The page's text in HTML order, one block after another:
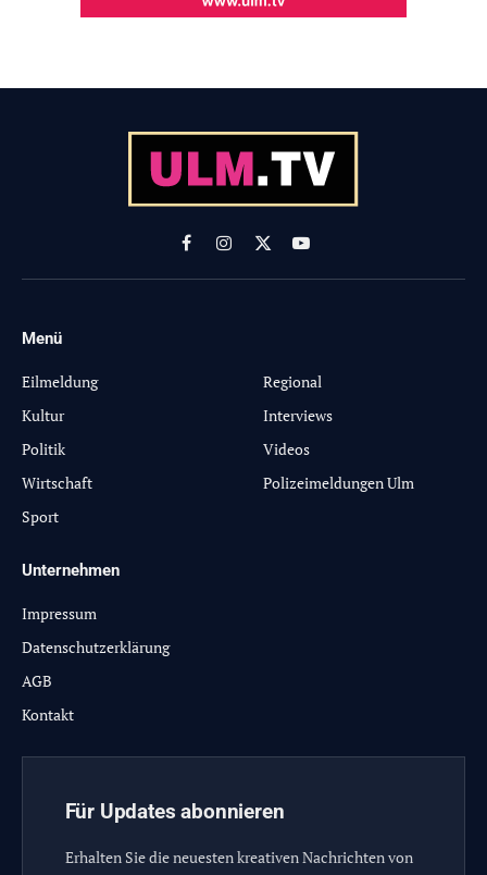
FacebookInstagram
X
(Twitter)
YouTube
Menü
Eilmeldung
Kultur
Politik
Wirtschaft
Sport
Regional
Interviews
Videos
Polizeimeldungen Ulm
Unternehmen
Impressum
Datenschutzerklärung
AGB
Kontakt
Für Updates abonnieren
Erhalten Sie die neuesten kreativen Nachrichten von